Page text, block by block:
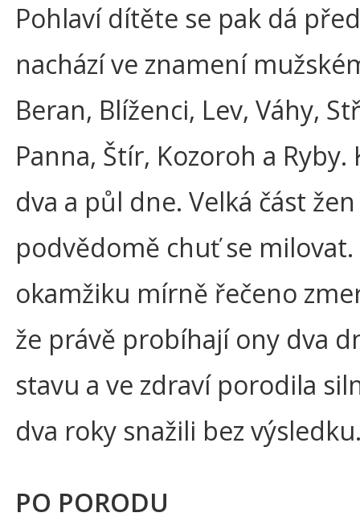
Pohlaví dítěte se pak dá
nachází ve znamení
Beran, Blíženci, Lev, Váhy,
Panna, Štír, Kozoroh a
dva a půl dne. Velká část
podvědomě chuť se
okamžiku mírně řečeno
že právě probíhají ony dva
stavu a ve zdraví porodila
dva roky snažili bez
PO PORODU